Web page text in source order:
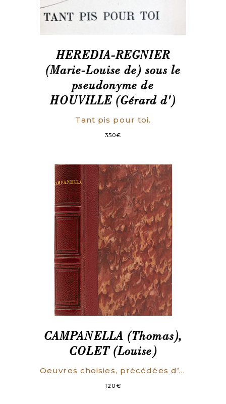
HEREDIA-REGNIER
(Marie-Louise de) sous le
pseudonyme de
HOUVILLE (Gérard d')
Tant pis pour toi.
350€
CAMPANELLA (Thomas),
COLET (Louise)
Oeuvres choisies, précédées d’une notice par Louise Colet.
120€